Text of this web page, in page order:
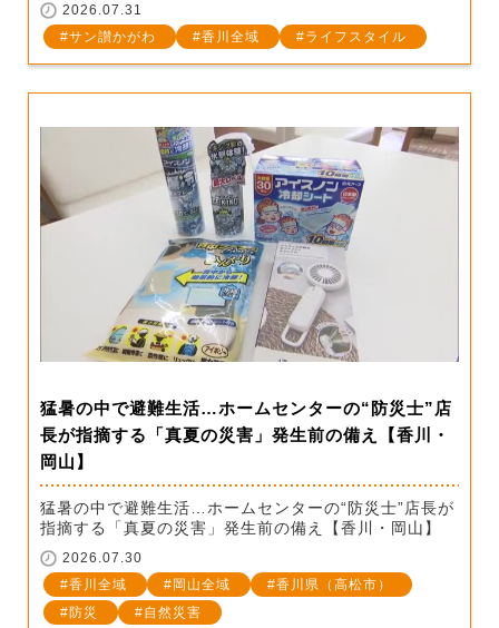
2026.07.31
サン讃かがわ
香川全域 ライフスタイル
猛暑の中で避難生活…ホームセンターの“防災士”店
長が指摘する「真夏の災害」発生前の備え【香川・
岡山】
猛暑の中で避難生活…ホームセンターの“防災士”店長が
指摘する「真夏の災害」発生前の備え【香川・岡山】
2026.07.30
香川全域
岡山全域
香川県（高松市）
防災
自然災害